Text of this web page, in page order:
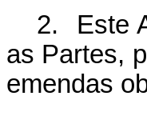
2. Este
as Partes,
emendas